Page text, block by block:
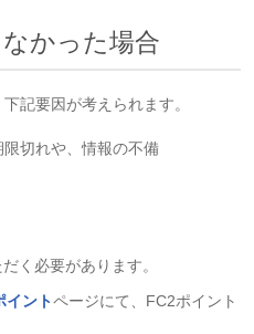
かった場合
記要因が考えられます。
切れや、情報の不備
く必要があります。
イントページにて、FC2ポイント